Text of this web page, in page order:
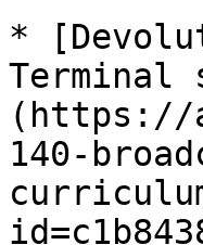
*
Terminal
(https://
140-